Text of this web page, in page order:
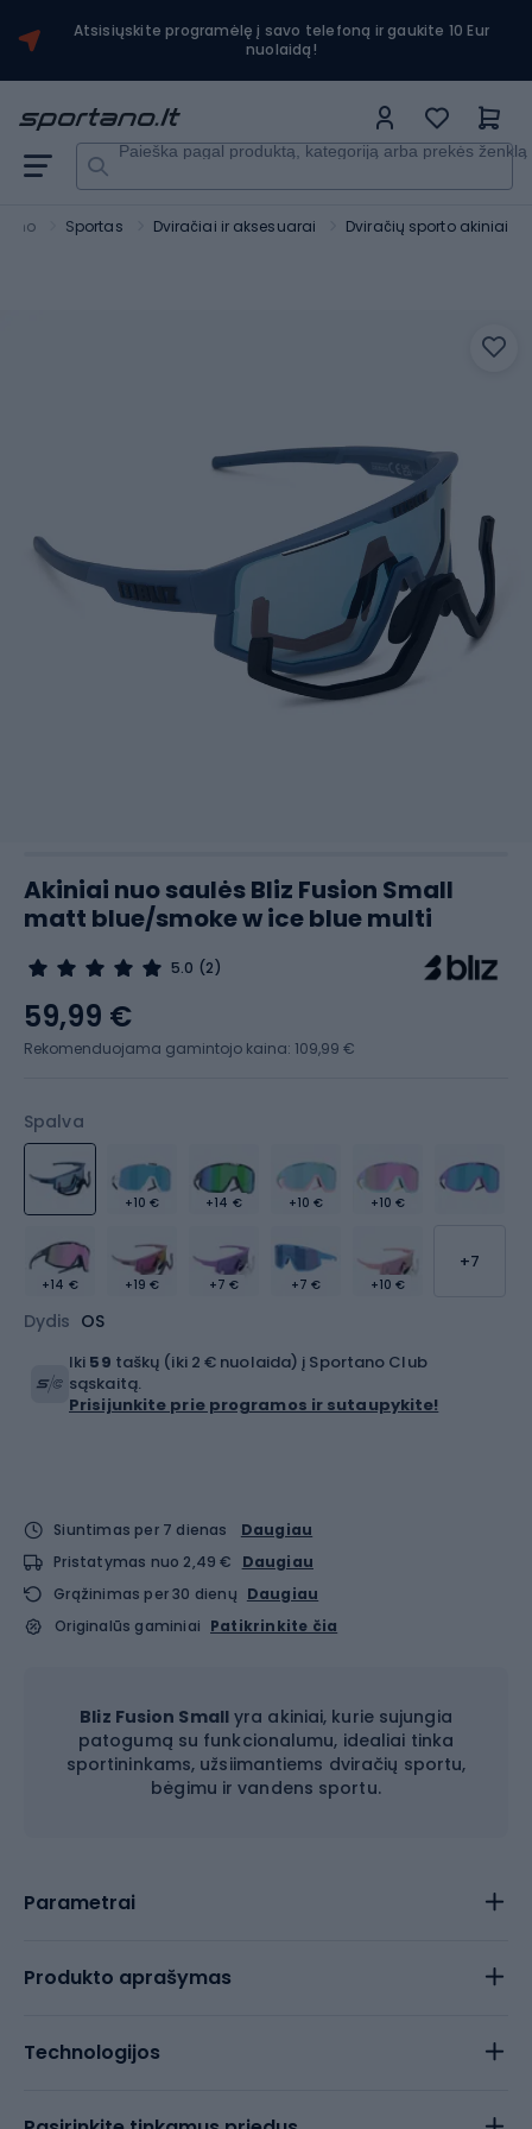
Atsisiųskite programėlę į savo telefoną ir gaukite 10 Eur
nuolaidą!
Paieška pagal produktą, kategoriją arba prekės ženklą
Sportas Dviračiai ir aksesuarai Dviračių sporto akiniai
Akiniai nuo saulės Bliz Fusion Small
matt blue/smoke w ice blue multi
5.0 (2)
Spalva
+10 € +14 € +10 € +10 €
+14 € +19 € +7 € +7 € +10 €
+7
Dydis OS
59,99 €
Rekomenduojama gamintojo kaina: 109,99 €
Iki 59 taškų (iki 2 € nuolaida) į Sportano Club
sąskaitą.
Prisijunkite prie programos ir sutaupykite!
Siuntimas per 7 dienas
Daugiau
Pristatymas nuo 2,49 €
Daugiau
Grąžinimas per 30 dienų Daugiau
Originalūs gaminiai Patikrinkite čia
Bliz Fusion Smallyra akiniai, kurie sujungia
patogumą su funkcionalumu, idealiai tinka
sportininkams, užsiimantiems dviračių sportu,
bėgimu ir vandens sportu.
Parametrai
Produkto aprašymas
Technologijos